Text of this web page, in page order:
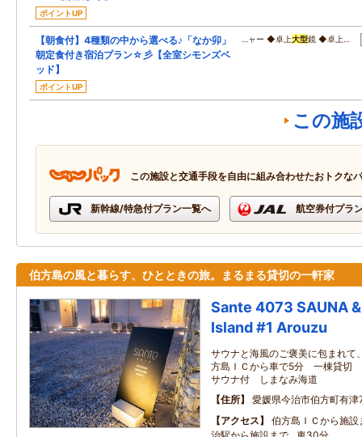
ポイントUP
【朝食付】4種類の中から選べる♪「なか卯」
朝定食付き宿泊プラン☆彡【全室シモンズベ
ッド】
ポイントUP
…ャー ◆卓上大型鏡 ◆卓上…
この施
この施設と交通手段を自由に組み合わせたおトクな
新幹線/特急付プラン一覧へ 航空券付プラ
伯方島の風と暮らす、ひとときの旅。まるまる貸切の一軒家
Sante 4073 SAUNA
Island #1 Arouzu
サウナと海風のご褒美に包まれて
方島ＩＣから車で5分 一棟貸切
サウナ付 しまなみ海道
住所
愛媛県今治市伯方町有津
アクセス
伯方島ＩＣから施